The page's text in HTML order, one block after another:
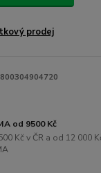
prodej
800304904720
od 9500 Kč
Kč v ČR a od 12 000